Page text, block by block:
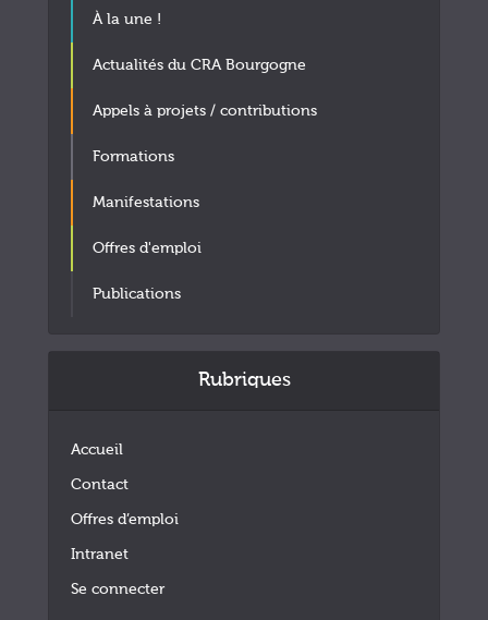
À la une !
Actualités du CRA Bourgogne
Appels à projets / contributions
Formations
Manifestations
Offres d'emploi
Publications
Rubriques
Accueil
Contact
Offres d’emploi
Intranet
Se connecter